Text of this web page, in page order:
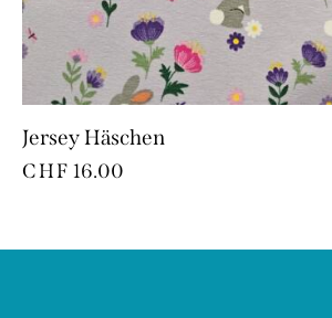
Jersey Häschen
CHF 16.00